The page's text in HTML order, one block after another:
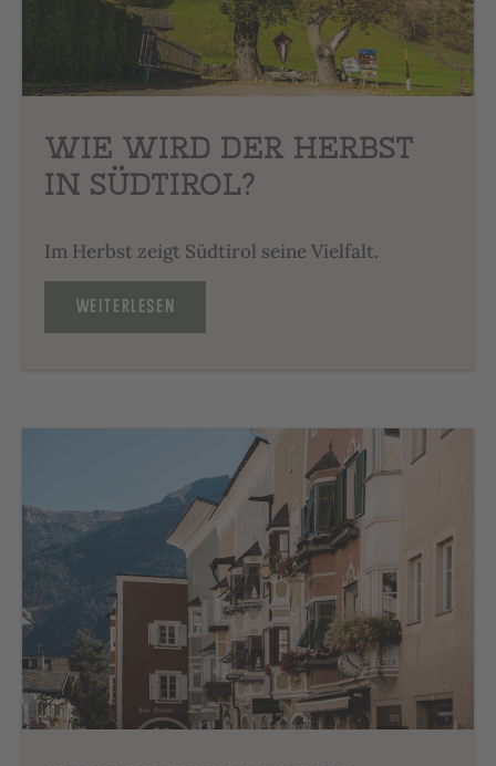
WIE WIRD DER HERBST
IN SÜDTIROL?
Im Herbst zeigt Südtirol seine Vielfalt.
WEITERLESEN